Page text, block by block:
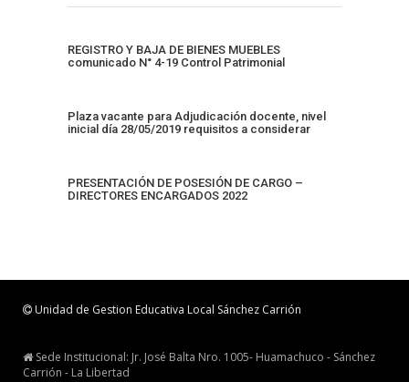
REGISTRO Y BAJA DE BIENES MUEBLES
comunicado N° 4-19 Control Patrimonial
Plaza vacante para Adjudicación docente, nivel
inicial día 28/05/2019 requisitos a considerar
PRESENTACIÓN DE POSESIÓN DE CARGO –
DIRECTORES ENCARGADOS 2022
Unidad de Gestion Educativa Local Sánchez Carrión
Sede Institucional: Jr. José Balta Nro. 1005- Huamachuco - Sánchez
Carrión - La Libertad